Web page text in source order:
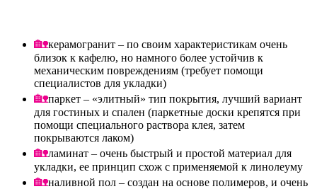
керамогранит – по своим характеристикам очень
близок к кафелю, но намного более устойчив к
механическим повреждениям (требует помощи
специалистов для укладки)
паркет – «элитный» тип покрытия, лучший вариант
для гостиных и спален (паркетные доски крепятся при
помощи специального раствора клея, затем
покрываются лаком)
ламинат – очень быстрый и простой материал для
укладки, ее принцип схож с применяемой к линолеуму
наливной пол – создан на основе полимеров, и очень